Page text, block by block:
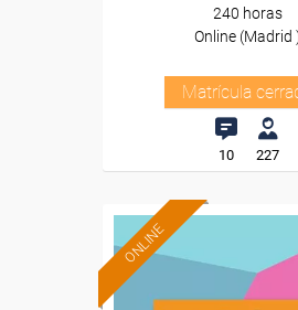
240 horas
Online (Madrid
Matrícula
10 227
ONLINE